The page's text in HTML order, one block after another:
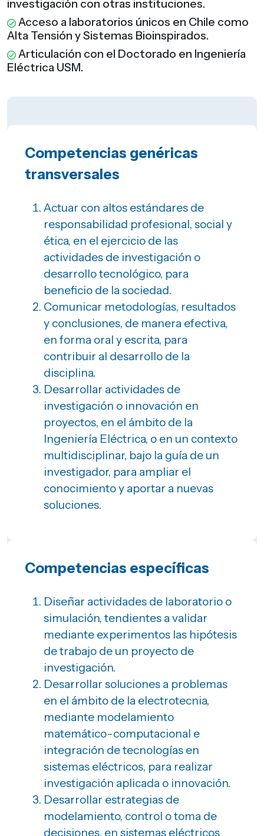
investigación con otras instituciones.
Acceso a laboratorios únicos en Chile como
Alta Tensión y Sistemas Bioinspirados.
Articulación con el Doctorado en Ingeniería
Eléctrica USM.
Competencias genéricas
transversales
Actuar con altos estándares de
responsabilidad profesional, social y
ética, en el ejercicio de las
actividades de investigación o
desarrollo tecnológico, para
beneficio de la sociedad.
Comunicar metodologías, resultados
y conclusiones, de manera efectiva,
en forma oral y escrita, para
contribuir al desarrollo de la
disciplina.
Desarrollar actividades de
investigación o innovación en
proyectos, en el ámbito de la
Ingeniería Eléctrica, o en un contexto
multidisciplinar, bajo la guía de un
investigador, para ampliar el
conocimiento y aportar a nuevas
soluciones.
Competencias específicas
Diseñar actividades de laboratorio o
simulación, tendientes a validar
mediante experimentos las hipótesis
de trabajo de un proyecto de
investigación.
Desarrollar soluciones a problemas
en el ámbito de la electrotecnia,
mediante modelamiento
matemático-computacional e
integración de tecnologías en
sistemas eléctricos, para realizar
investigación aplicada o innovación.
Desarrollar estrategias de
modelamiento, control o toma de
decisiones, en sistemas eléctricos